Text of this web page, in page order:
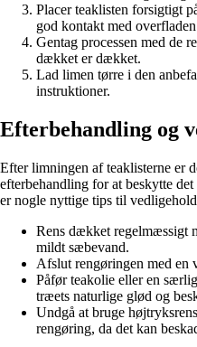
Placer teaklisten forsigtigt
god kontakt med
Gentag processen med de
dækket er dækket.
Lad limen tørre i den
instruktioner.
Efterbehandling og
Efter limningen af teaklisterne er
efterbehandling for at beskytte
er nogle nyttige tips til
Rens dækket regelmæssigt
mildt sæbevand.
Afslut rengøringen med en
Påfør teakolie eller en
træets naturlige glød og
Undgå at bruge
rengøring, da det kan